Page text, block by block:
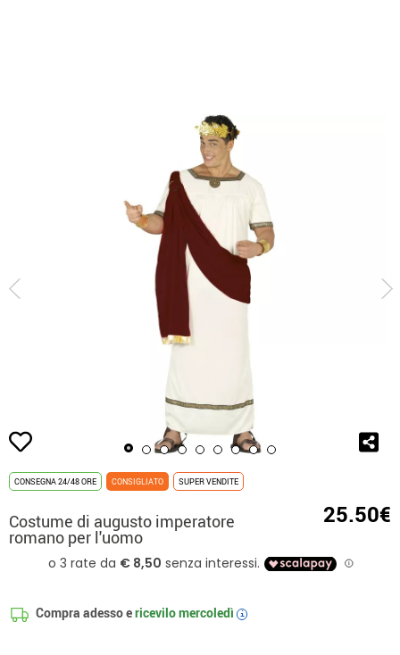
CONSEGNA 24/48 ORE CONSIGLIATO SUPER VENDITE
Costume di augusto imperatore
romano per l'uomo
25.50€
Compra adesso ericevilomercoledì i